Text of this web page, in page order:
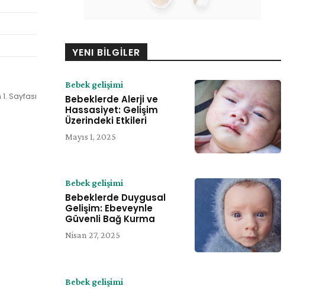
Sayfası
YENI BİLGİLER
Bebek gelişimi
Bebeklerde Alerji ve
Hassasiyet: Gelişim
Üzerindeki Etkileri
Mayıs 1, 2025
Bebek gelişimi
Bebeklerde Duygusal
Gelişim: Ebeveynle
Güvenli Bağ Kurma
Nisan 27, 2025
Bebek gelişimi